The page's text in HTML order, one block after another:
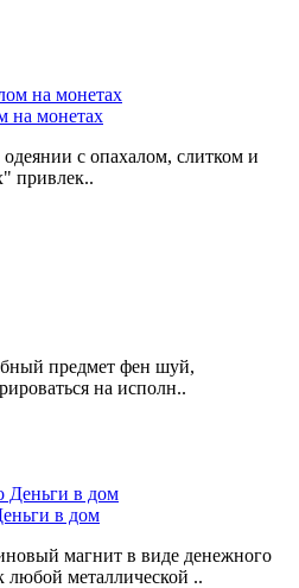
на монетах
с опахалом, слитком и
привлек..
предмет фен шуй,
на исполн..
в дом
магнит в виде денежного
любой металлической ..